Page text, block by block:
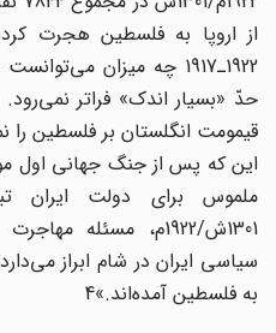
1922ـ1917 چه میزان
حدّ «بسیار اندک» فراتر نمی‌رود.
قیمومت انگلستان بر فلسطین را
این که پس از جنگ جهانی اول
ملموس برای دولت ایران
1301ش/1922م، مسئله
سیاسی ایران در شام ابراز
به فلسطین آمده‌اند.»4